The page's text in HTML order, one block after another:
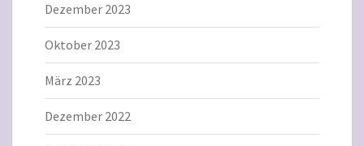
Dezember 2023
Oktober 2023
März 2023
Dezember 2022